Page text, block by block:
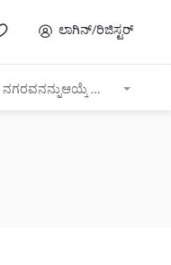
ಲಾಗಿನ್/ರಿಜಿಸ್ಟರ್
ನಗರವನನ್ನುಆಯ್ಕೆ ಮಾಡಿ